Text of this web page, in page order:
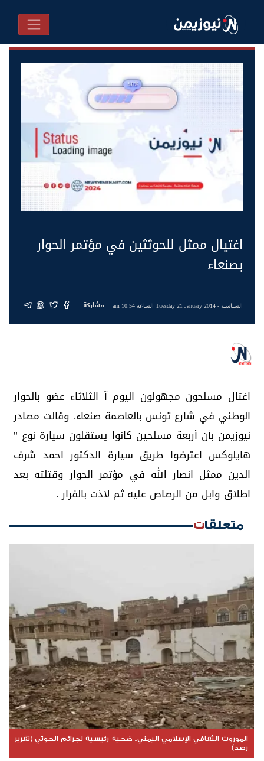
اغتيال ممثل للحوثثين في مؤتمر الحوار
بصنعاء
السياسية- Tuesday 21 January 2014 الساعة 10:54 am مشاركة
اغتال مسلحون مجهولون اليوم آ الثلاثاء عضو بالحوار
الوطني في شارع تونس بالعاصمة صنعاء. وقالت مصادر
نيوزيمن بأن أربعة مسلحين كانوا يستقلون سيارة نوع "
هايلوكس اعترضوا طريق سيارة الدكتور احمد شرف
الدين ممثل انصار الله في مؤتمر الحوار وقتلته بعد
اطلاق وابل من الرصاص عليه ثم لاذت بالفرار .
متعلقات
الموروث الثقافي الإسلامي اليمني.. ضحية رئيسية لجرائم الحوثي (تقرير
رصد)